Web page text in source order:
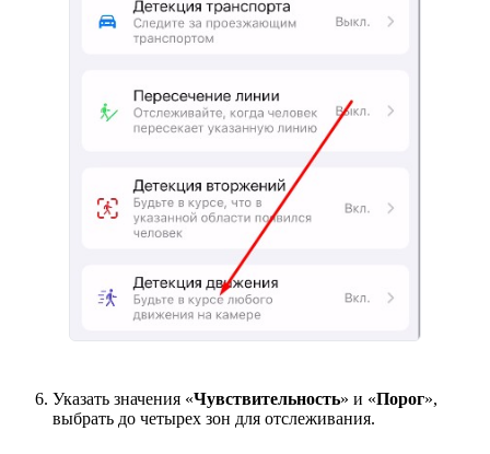
Указать значения «Чувствительность» и «Порог»,
выбрать до четырех зон для отслеживания.